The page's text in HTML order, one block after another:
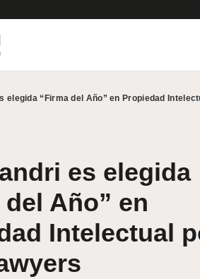
elegida “Firma del Año” en Propiedad
es elegida
del Año” en
Intelectual